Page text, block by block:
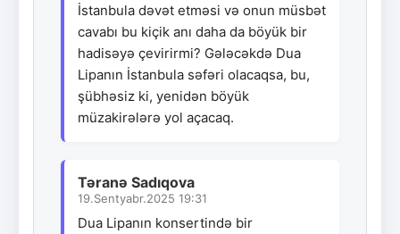
İstanbula dəvət etməsi və onun müsbət
cavabı bu kiçik anı daha da böyük bir
hadisəyə çevirirmi? Gələcəkdə Dua
Lipanın İstanbula səfəri olacaqsa, bu,
şübhəsiz ki, yenidən böyük
müzakirələrə yol açacaq.
Təranə Sadıqova
19.Sentyabr.2025 19:31
Dua Lipanın konsertində bir